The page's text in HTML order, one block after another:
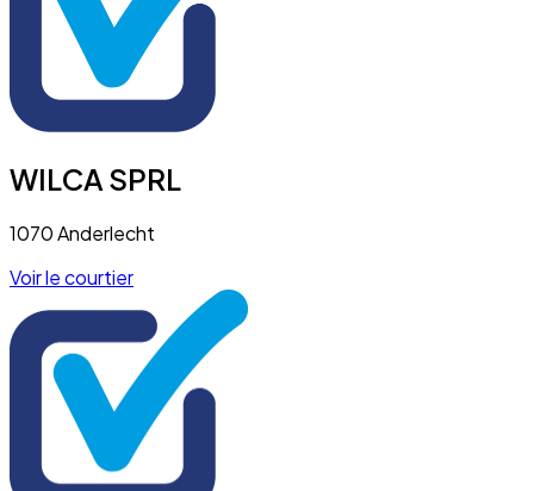
WILCA SPRL
1070 Anderlecht
Voir le courtier